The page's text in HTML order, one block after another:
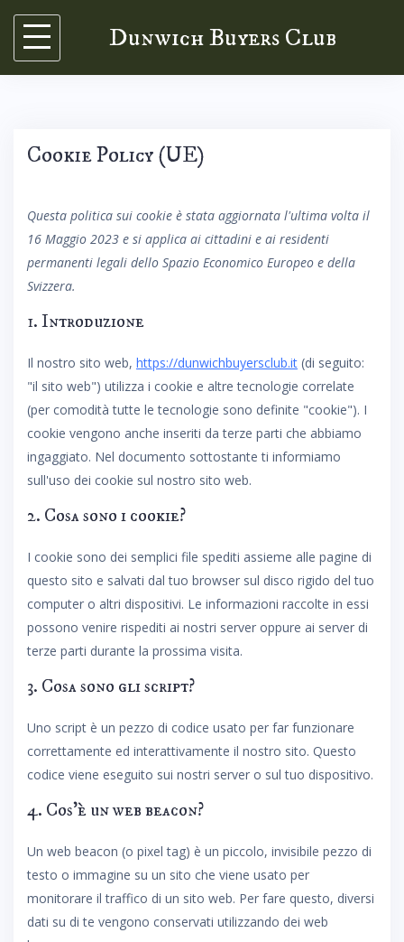
Skip
content
Dunwich Buyers Club
Cookie Policy (UE)
Questa politica sui cookie è stata aggiornata l'ultima volta il
16 Maggio 2023 e si applica ai cittadini e ai residenti
permanenti legali dello Spazio Economico Europeo e della
Svizzera.
1. Introduzione
Il nostro sito web, https://dunwichbuyersclub.it (di seguito:
"il sito web") utilizza i cookie e altre tecnologie correlate
(per comodità tutte le tecnologie sono definite "cookie"). I
cookie vengono anche inseriti da terze parti che abbiamo
ingaggiato. Nel documento sottostante ti informiamo
sull'uso dei cookie sul nostro sito web.
2. Cosa sono i cookie?
I cookie sono dei semplici file spediti assieme alle pagine di
questo sito e salvati dal tuo browser sul disco rigido del tuo
computer o altri dispositivi. Le informazioni raccolte in essi
possono venire rispediti ai nostri server oppure ai server di
terze parti durante la prossima visita.
3. Cosa sono gli script?
Uno script è un pezzo di codice usato per far funzionare
correttamente ed interattivamente il nostro sito. Questo
codice viene eseguito sui nostri server o sul tuo dispositivo.
4. Cos'è un web beacon?
Un web beacon (o pixel tag) è un piccolo, invisibile pezzo di
testo o immagine su un sito che viene usato per
monitorare il traffico di un sito web. Per fare questo, diversi
dati su di te vengono conservati utilizzando dei web